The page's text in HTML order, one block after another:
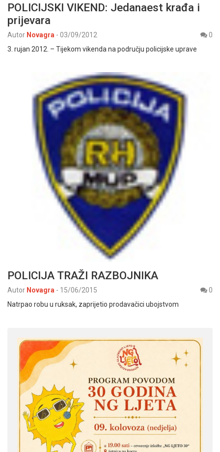
POLICIJSKI VIKEND: Jedanaest krađa i
prijevara
Autor Novagra - 03/09/2012
0
3. rujan 2012. – Tijekom vikenda na području policijske uprave
POLICIJA TRAŽI RAZBOJNIKA
Autor Novagra - 15/06/2015
0
Natrpao robu u ruksak, zaprijetio prodavačici ubojstvom